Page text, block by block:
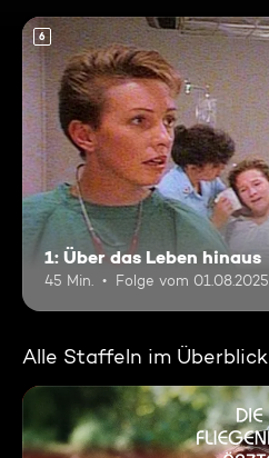
6
1: Über das Leben hinaus
45 Min. Folge vom 01.08.2025
Alle Staffeln im Überblick